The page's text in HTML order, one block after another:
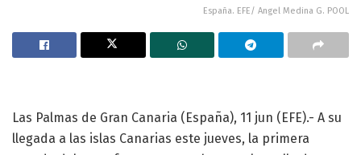
España. EFE/ Angel Medina G. POOL
Las Palmas de Gran Canaria (España), 11 jun (EFE).- A su
llegada a las islas Canarias este jueves, la primera